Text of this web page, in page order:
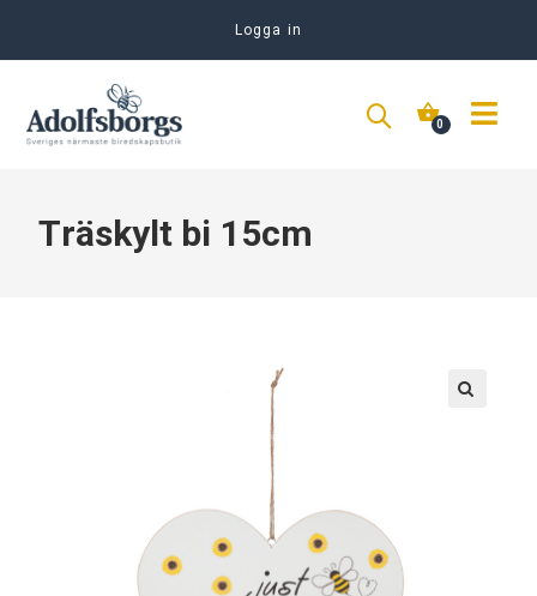
Logga in
Träskylt bi 15cm